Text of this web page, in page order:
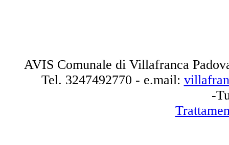
AVIS Comunale di Villafranca
Tel. 3247492770 - e.mail:
-